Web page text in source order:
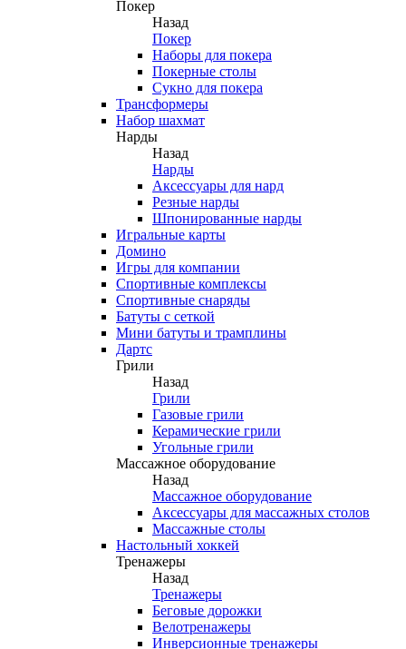
Покер
Назад
Покер
Наборы для покера
Покерные столы
Сукно для покера
Трансформеры
Набор шахмат
Нарды
Назад
Нарды
Аксессуары для нард
Резные нарды
Шпонированные нарды
Игральные карты
Домино
Игры для компании
Спортивные комплексы
Спортивные снаряды
Батуты с сеткой
Мини батуты и трамплины
Дартс
Грили
Назад
Грили
Газовые грили
Керамические грили
Угольные грили
Массажное оборудование
Назад
Массажное оборудование
Аксессуары для массажных столов
Массажные столы
Настольный хоккей
Тренажеры
Назад
Тренажеры
Беговые дорожки
Велотренажеры
Инверсионные тренажеры